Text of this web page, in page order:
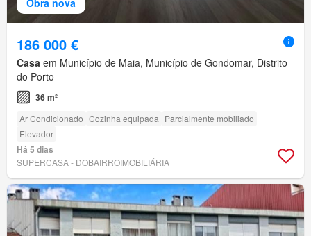
186 000 €
Casa em Município de Maia, Município de Gondomar, Distrito
do Porto
36 m²
Ar Condicionado Cozinha equipada Parcialmente mobiliado
Elevador
Há 5 dias
SUPERCASA - DOBAIRROIMOBILIÁRIA